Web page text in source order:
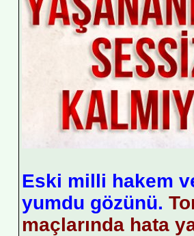
Eski milli hakem
yumdu gözünü.
maçlarında hata